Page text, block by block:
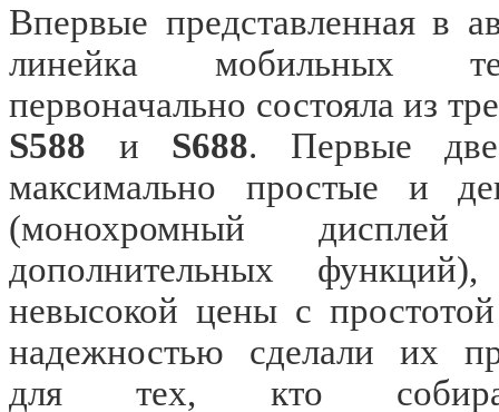
Впервые представленная в
линейка мобильных
первоначально состояла из
S588 и S688. Первые
максимально простые и
(монохромный
дополнительных
невысокой цены с
надежностью сделали их
для тех, кто